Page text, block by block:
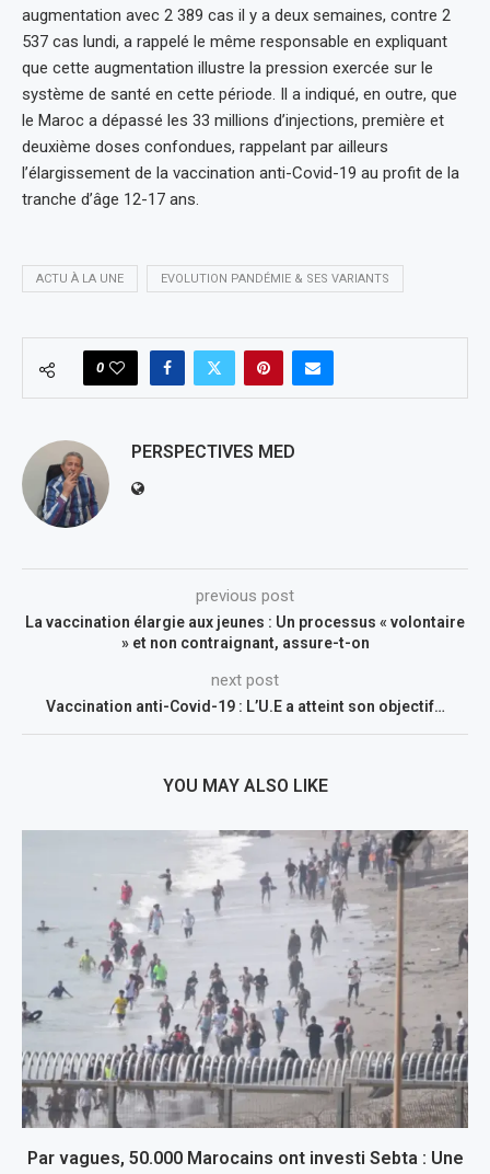
augmentation avec 2 389 cas il y a deux semaines, contre 2
537 cas lundi, a rappelé le même responsable en expliquant
que cette augmentation illustre la pression exercée sur le
système de santé en cette période. Il a indiqué, en outre, que
le Maroc a dépassé les 33 millions d’injections, première et
deuxième doses confondues, rappelant par ailleurs
l’élargissement de la vaccination anti-Covid-19 au profit de la
tranche d’âge 12-17 ans.
ACTU À LA UNE EVOLUTION PANDÉMIE & SES VARIANTS
0
PERSPECTIVES MED
previous post
La vaccination élargie aux jeunes : Un processus « volontaire
» et non contraignant, assure-t-on
next post
Vaccination anti-Covid-19 : L’U.E a atteint son objectif…
YOU MAY ALSO LIKE
Par vagues, 50.000 Marocains ont investi Sebta : Une